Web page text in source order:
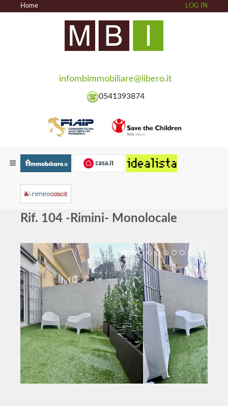
Home LOG IN
infombimmobiliare@libero.it
0541393874
Rif. 104 -Rimini- Monolocale